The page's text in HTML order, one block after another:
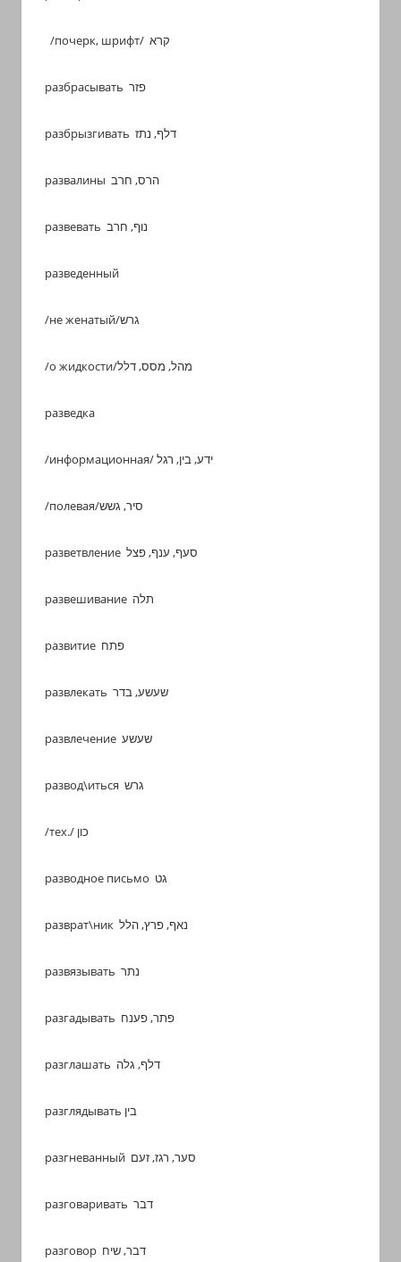
/почерк, шрифт/ קרא
разбрасывать פזר
разбрызгивать דלף, נתז
развалины הרס, חרב
развевать נוף, חרב
разведенный
/не женатый/גרש
/о жидкости/מהל, מסס, דלל
разведка
/информационная/ ידע, בין, רגל
/полевая/סיר, גשש
разветвление סעף, ענף, פצל
развешивание תלה
развитие פתח
развлекать שעשע, בדר
развлечение שעשע
развод\иться גרש
/тех./ כון
разводное письмо גט
разврат\ник נאף, פרץ, הלל
развязывать נתר
разгадывать פתר, פענח
разглашать דלף, גלה
разглядывать בין
разгневанный סער, רגז, זעם
разговаривать דבר
разговор דבר, שיח